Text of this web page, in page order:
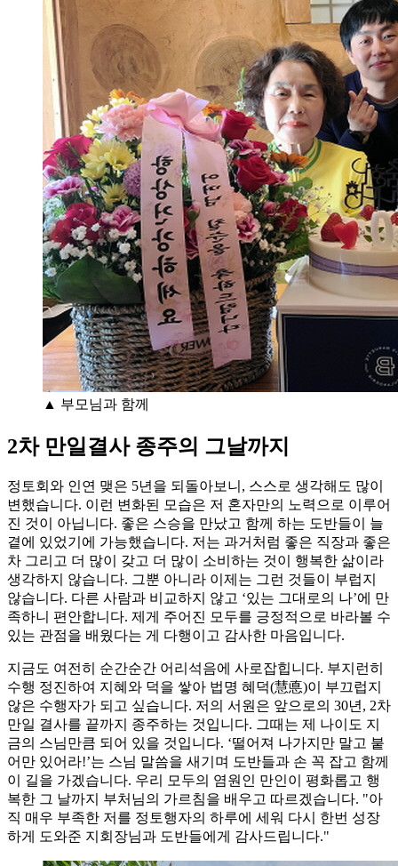
▲ 부모님과 함께
2차 만일결사 종주의 그날까지
정토회와 인연 맺은 5년을 되돌아보니, 스스로 생각해도 많이
변했습니다. 이런 변화된 모습은 저 혼자만의 노력으로 이루어
진 것이 아닙니다. 좋은 스승을 만났고 함께 하는 도반들이 늘
곁에 있었기에 가능했습니다. 저는 과거처럼 좋은 직장과 좋은
차 그리고 더 많이 갖고 더 많이 소비하는 것이 행복한 삶이라
생각하지 않습니다. 그뿐 아니라 이제는 그런 것들이 부럽지
않습니다. 다른 사람과 비교하지 않고 ‘있는 그대로의 나’에 만
족하니 편안합니다. 제게 주어진 모두를 긍정적으로 바라볼 수
있는 관점을 배웠다는 게 다행이고 감사한 마음입니다.
지금도 여전히 순간순간 어리석음에 사로잡힙니다. 부지런히
수행 정진하여 지혜와 덕을 쌓아 법명 혜덕(慧悳)이 부끄럽지
않은 수행자가 되고 싶습니다. 저의 서원은 앞으로의 30년, 2차
만일 결사를 끝까지 종주하는 것입니다. 그때는 제 나이도 지
금의 스님만큼 되어 있을 것입니다. ‘떨어져 나가지만 말고 붙
어만 있어라!’는 스님 말씀을 새기며 도반들과 손 꼭 잡고 함께
이 길을 가겠습니다. 우리 모두의 염원인 만인이 평화롭고 행
복한 그 날까지 부처님의 가르침을 배우고 따르겠습니다. "아
직 매우 부족한 저를 정토행자의 하루에 세워 다시 한번 성장
하게 도와준 지회장님과 도반들에게 감사드립니다."